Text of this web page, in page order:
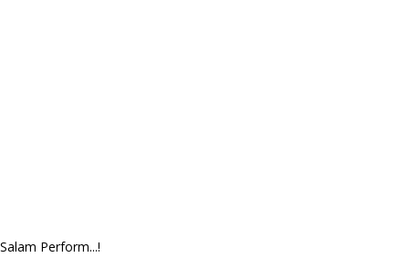
Salam Perform...!